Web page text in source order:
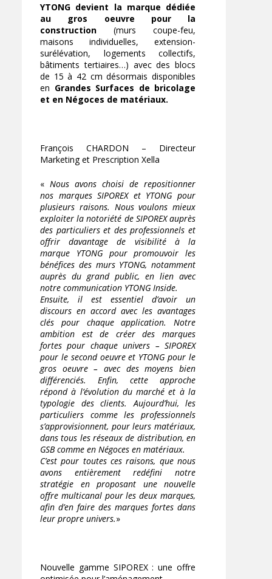
YTONG devient la marque dédiée
au gros oeuvre pour la
construction (murs coupe-feu,
maisons individuelles, extension-
surélévation, logements collectifs,
bâtiments tertiaires…) avec des blocs
de 15 à 42 cm désormais disponibles
en Grandes Surfaces de bricolage
et en Négoces de matériaux.
François CHARDON – Directeur
Marketing et Prescription Xella
« Nous avons choisi de repositionner
nos marques SIPOREX et YTONG pour
plusieurs raisons. Nous voulons mieux
exploiter la notoriété de SIPOREX auprès
des particuliers et des professionnels et
offrir davantage de visibilité à la
marque YTONG pour promouvoir les
bénéfices des murs YTONG, notamment
auprès du grand public, en lien avec
notre communication YTONG Inside.
Ensuite, il est essentiel d’avoir un
discours en accord avec les avantages
clés pour chaque application. Notre
ambition est de créer des marques
fortes pour chaque univers – SIPOREX
pour le second oeuvre et YTONG pour le
gros oeuvre – avec des moyens bien
différenciés. Enfin, cette approche
répond à l’évolution du marché et à la
typologie des clients. Aujourd’hui, les
particuliers comme les professionnels
s’approvisionnent, pour leurs matériaux,
dans tous les réseaux de distribution, en
GSB comme en Négoces en matériaux.
C’est pour toutes ces raisons, que nous
avons entièrement redéfini notre
stratégie en proposant une nouvelle
offre multicanal pour les deux marques,
afin d’en faire des marques fortes dans
leur propre univers.»
Nouvelle gamme SIPOREX : une offre